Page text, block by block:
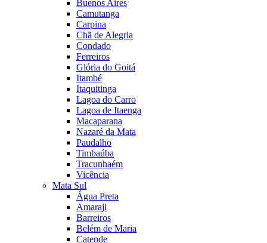
Buenos Aires
Camutanga
Carpina
Chã de Alegria
Condado
Ferreiros
Glória do Goitá
Itambé
Itaquitinga
Lagoa do Carro
Lagoa de Itaenga
Macaparana
Nazaré da Mata
Paudalho
Timbaúba
Tracunhaém
Vicência
Mata Sul
Água Preta
Amaraji
Barreiros
Belém de Maria
Catende